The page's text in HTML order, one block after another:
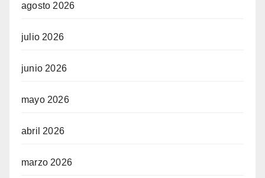
agosto 2026
julio 2026
junio 2026
mayo 2026
abril 2026
marzo 2026